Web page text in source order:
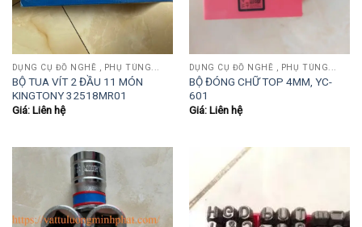
DỤNG CỤ ĐỒ NGHỀ , PHỤ TÙNG...
BỘ TUA VÍT 2 ĐẦU 11 MÓN
KINGTONY 32518MR01
Giá: Liên hệ
DỤNG CỤ ĐỒ NGHỀ , PHỤ TÙNG...
BỘ ĐÓNG CHỮ TOP 4MM, YC-
601
Giá: Liên hệ